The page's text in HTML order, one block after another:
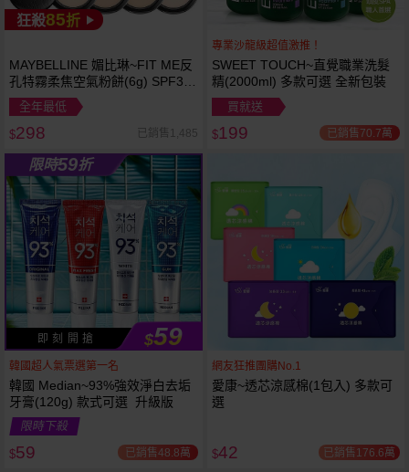
越多越
便宜
越多越
便宜
狂殺85折
MAYBELLINE 媚比琳~FIT ME反
孔特霧柔焦空氣粉餅(6g) SPF32
PA+++ 款式可選 空氣小圓餅
全年最低
$298 已銷售1,485
專業沙龍級超值激推！
SWEET TOUCH~直覺職業洗髮
精(2000ml) 多款可選 全新包裝
買就送
$199 已銷售70.7萬
限時59折
即 刻 開 搶 $59
韓國超人氣票選第一名
韓國 Median~93%強效淨白去垢
牙膏(120g) 款式可選 升級版
限時下殺
$59 已銷售48.8萬
網友狂推團購No.1
愛康~透芯涼感棉(1包入) 多款可
選
$42 已銷售176.6萬